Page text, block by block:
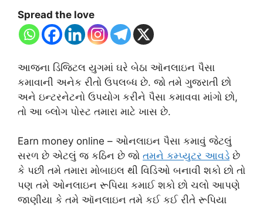
Spread the love
આજના ડિજિટલ યુગમાં ઘરે બેઠા ઑનલાઇન પૈસા
કમાવાની અનેક રીતો ઉપલબ્ધ છે. જો તમે ગુજરાતી છો
અને ઇન્ટરનેટનો ઉપયોગ કરીને પૈસા કમાવવા માંગો છો,
તો આ બ્લોગ પોસ્ટ તમારા માટે ખાસ છે.
Earn money online – ઓનલાઇન પૈસા કમાવું જેટલું
સરળ છે એટલું જ કઠિન છે જો તમને કમ્પ્યુટર આવડે છે
કે પછી તમે તમારા મોબાઇલ થી વિડિઓ બનાવી શકો છો તો
પણ તમે ઓનલાઇન રૂપિયા કમાઈ શકો છો ચલો આપણે
જાણીયા કે તમે ઑનલાઇન તમે કઈ કઈ રીતે રૂપિયા